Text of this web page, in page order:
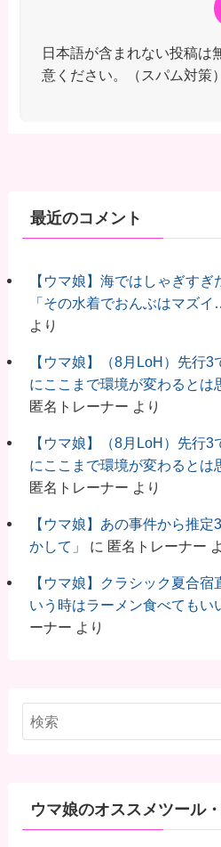
日本語が含まれない投稿は
意ください。（スパム対策）
最近のコメント
【ウマ娘】海ではしゃぎすぎ
「その水着でおんぶはマズイ
より
【ウマ娘】（8月LoH）先行
にここまで環境が変わると
匿名トレーナー より
【ウマ娘】（8月LoH）先行
にここまで環境が変わると
匿名トレーナー より
【ウマ娘】あの事件から推
かして」
に 匿名トレーナー
【ウマ娘】クラシック夏合
いう時はラーメン食べてもい
ーナー より
ウマ娘のオススメツール